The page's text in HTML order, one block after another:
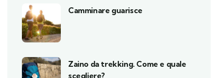
Camminare guarisce
Zaino da trekking. Come e quale
scegliere?